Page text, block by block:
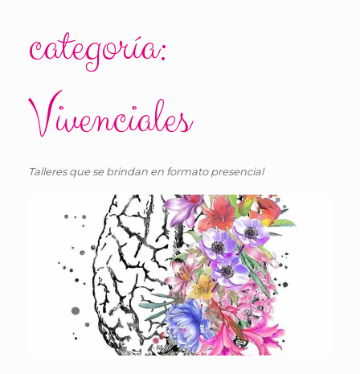
categoría:
Vivenciales
Talleres que se brindan en formato presencial